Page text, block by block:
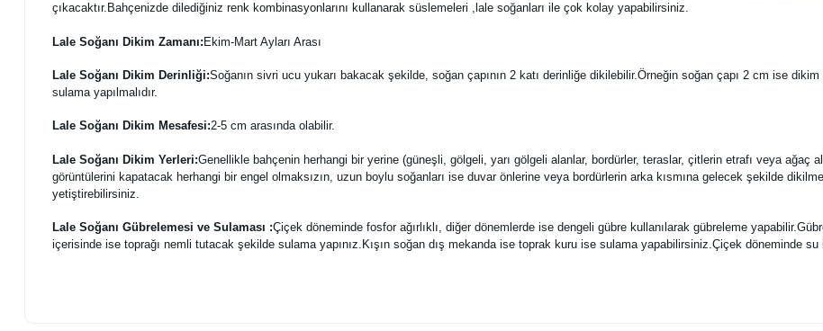
çıkacaktır.Bahçenizde dilediğiniz renk kombinasyonlarını kullanarak süslemeleri ,lale soğanları ile çok kolay yapabilirsiniz.
Lale Soğanı Dikim Zamanı: Ekim-Mart Ayları Arası
Lale Soğanı Dikim Derinliği:Soğanın sivri ucu yukarı bakacak şekilde, soğan çapının 2 katı derinliğe dikilebilir.Örneğin soğan çapı 2 cm ise
sulama yapılmalıdır.
Lale Soğanı Dikim Mesafesi:2-5 cm arasında olabilir.
Lale Soğanı Dikim Yerleri:Genellikle bahçenin herhangi bir yerine (güneşli, gölgeli, yarı gölgeli alanlar, bordürler, teraslar, çitlerin etrafı veya ağaç
görüntülerini kapatacak herhangi bir engel olmaksızın, uzun boylu soğanları ise duvar önlerine veya bordürlerin arka kısmına gelecek şekilde
yetiştirebilirsiniz.
Lale Soğanı Gübrelemesi ve Sulaması :Çiçek döneminde fosfor ağırlıklı, diğer dönemlerde ise dengeli gübre kullanılarak gübreleme
içerisinde ise toprağı nemli tutacak şekilde sulama yapınız.Kışın soğan dış mekanda ise toprak kuru ise sulama yapabilirsiniz.Çiçek döneminde su